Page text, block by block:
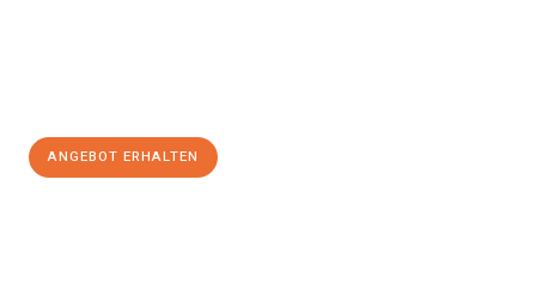
ANGEBOT ERHALTEN